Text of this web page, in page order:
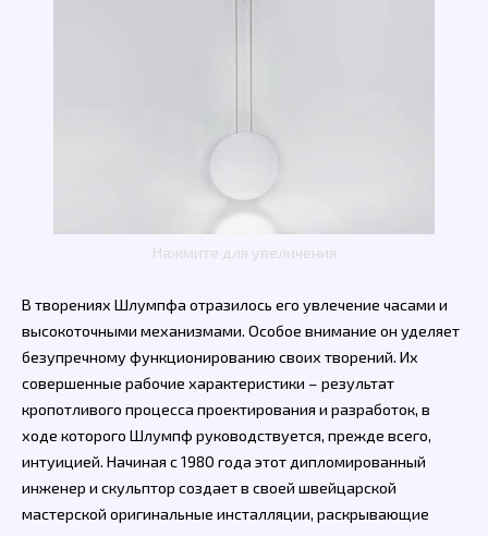
Нажмите для увеличения
В творениях Шлумпфа отразилось его увлечение часами и
высокоточными механизмами. Особое внимание он уделяет
безупречному функционированию своих творений. Их
совершенные рабочие характеристики – результат
кропотливого процесса проектирования и разработок, в
ходе которого Шлумпф руководствуется, прежде всего,
интуицией. Начиная с 1980 года этот дипломированный
инженер и скульптор создает в своей швейцарской
мастерской оригинальные инсталляции, раскрывающие